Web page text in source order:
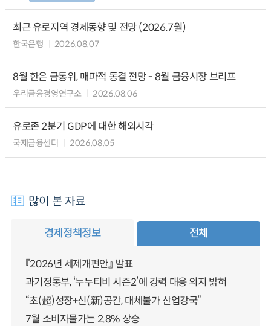
최근 유로지역 경제동향 및 전망 (2026.7월)
한국은행 2026.08.07
8월 한은 금통위, 매파적 동결 전망 - 8월 금융시장 브리프
우리금융경영연구소 2026.08.06
유로존 2분기 GDP에 대한 해외시각
국제금융센터 2026.08.05
많이 본 자료
경제정책정보 전체
『2026년 세제개편안』 발표
과기정통부, ‘누누티비 시즌2’에 강력 대응 의지 밝혀
“초(超)성장+신(新)공간, 대체불가 산업강국”
7월 소비자물가는 2.8% 상승